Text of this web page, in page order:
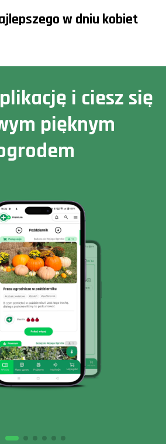
w dniu kobiet
i ciesz się
pięknym